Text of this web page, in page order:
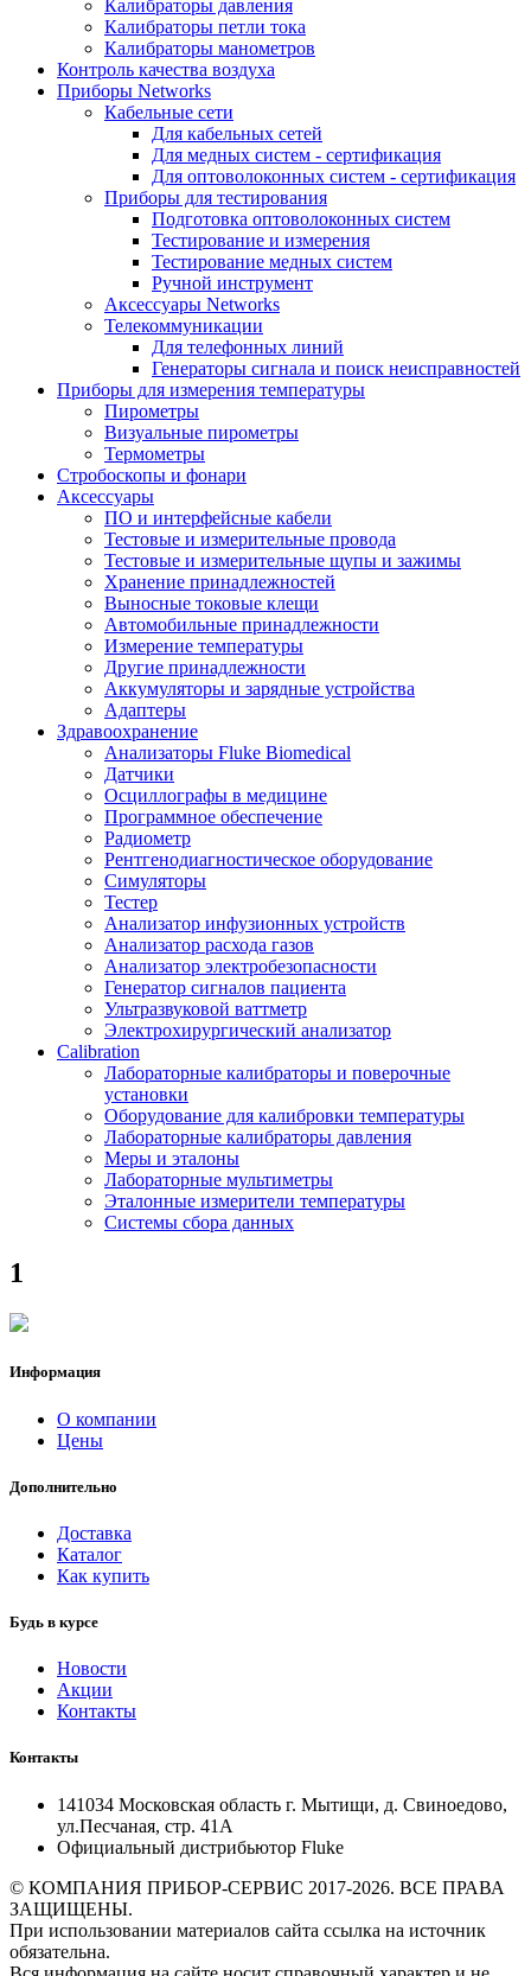
Калибраторы давления
Калибраторы петли тока
Калибраторы манометров
Контроль качества воздуха
Приборы Networks
Кабельные сети
Для кабельных сетей
Для медных систем - сертификация
Для оптоволоконных систем - сертификация
Приборы для тестирования
Подготовка оптоволоконных систем
Тестирование и измерения
Тестирование медных систем
Ручной инструмент
Аксессуары Networks
Телекоммуникации
Для телефонных линий
Генераторы сигнала и поиск неисправностей
Приборы для измерения температуры
Пирометры
Визуальные пирометры
Термометры
Стробоскопы и фонари
Аксессуары
ПО и интерфейсные кабели
Тестовые и измерительные провода
Тестовые и измерительные щупы и зажимы
Хранение принадлежностей
Выносные токовые клещи
Автомобильные принадлежности
Измерение температуры
Другие принадлежности
Аккумуляторы и зарядные устройства
Адаптеры
Здравоохранение
Анализаторы Fluke Biomedical
Датчики
Осциллографы в медицине
Программное обеспечение
Радиометр
Рентгенодиагностическое оборудование
Симуляторы
Тестер
Анализатор инфузионных устройств
Анализатор расхода газов
Анализатор электробезопасности
Генератор сигналов пациента
Ультразвуковой ваттметр
Электрохирургический анализатор
Calibration
Лабораторные калибраторы и поверочные
установки
Оборудование для калибровки температуры
Лабораторные калибраторы давления
Меры и эталоны
Лабораторные мультиметры
Эталонные измерители температуры
Системы сбора данных
1
Информация
О компании
Цены
Дополнительно
Доставка
Каталог
Как купить
Будь в курсе
Новости
Акции
Контакты
Контакты
141034 Московская область г. Мытищи, д. Свиноедово,
ул.Песчаная, стр. 41А
Официальный дистрибьютор Fluke
© КОМПАНИЯ ПРИБОР-СЕРВИС 2017-2026. ВСЕ ПРАВА
ЗАЩИЩЕНЫ.
При использовании материалов сайта ссылка на источник
обязательна.